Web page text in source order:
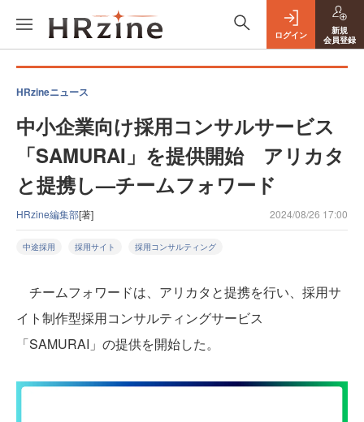
ログイン
新規
会員登録
HRzineニュース
中小企業向け採用コンサルサービス
「SAMURAI」を提供開始 アリカタ
と提携し—チームフォワード
HRzine編集部[著] 2024/08/26 17:00
中途採用 採用サイト 採用コンサルティング
チームフォワードは、アリカタと提携を行い、採用サ
イト制作型採用コンサルティングサービス
「SAMURAI」の提供を開始した。